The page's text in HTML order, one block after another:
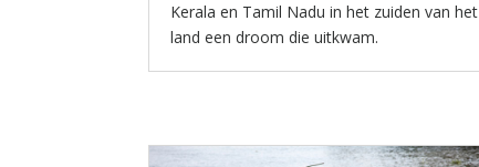
Kerala en Tamil Nadu in het zuiden van het
land een droom die uitkwam.